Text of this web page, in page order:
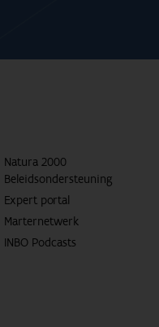
Natura 2000
Beleidsondersteuning
Expert portal
Marternetwerk
INBO Podcasts